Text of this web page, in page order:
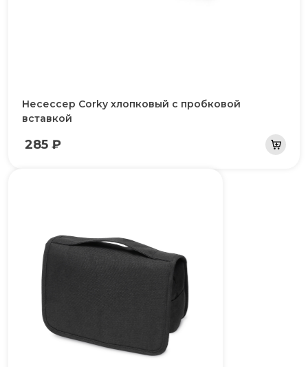
Несессер Corky хлопковый с пробковой
вставкой
285 ₽